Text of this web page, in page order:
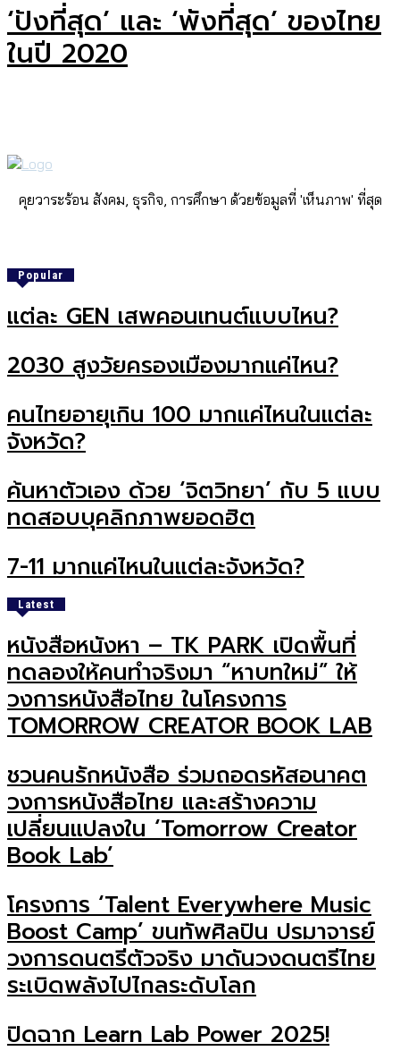
‘ปังที่สุด’ และ ‘พังที่สุด’ ของไทย
ในปี 2020
คุยวาระร้อน สังคม, ธุรกิจ, การศึกษา ด้วยข้อมูลที่ 'เห็นภาพ' ที่สุด
Popular
แต่ละ GEN เสพคอนเทนต์แบบไหน?
2030 สูงวัยครองเมืองมากแค่ไหน?
คนไทยอายุเกิน 100 มากแค่ไหนในแต่ละ
จังหวัด?
ค้นหาตัวเอง ด้วย ‘จิตวิทยา’ กับ 5 แบบ
ทดสอบบุคลิกภาพยอดฮิต
7-11 มากแค่ไหนในแต่ละจังหวัด?
Latest
หนังสือหนังหา – TK PARK เปิดพื้นที่
ทดลองให้คนทำจริงมา “หาบทใหม่” ให้
วงการหนังสือไทย ในโครงการ
TOMORROW CREATOR BOOK LAB
ชวนคนรักหนังสือ ร่วมถอดรหัสอนาคต
วงการหนังสือไทย และสร้างความ
เปลี่ยนแปลงใน ‘Tomorrow Creator
Book Lab’
โครงการ ‘Talent Everywhere Music
Boost Camp’ ขนทัพศิลปิน ปรมาจารย์
วงการดนตรีตัวจริง มาดันวงดนตรีไทย
ระเบิดพลังไปไกลระดับโลก
ปิดฉาก Learn Lab Power 2025!